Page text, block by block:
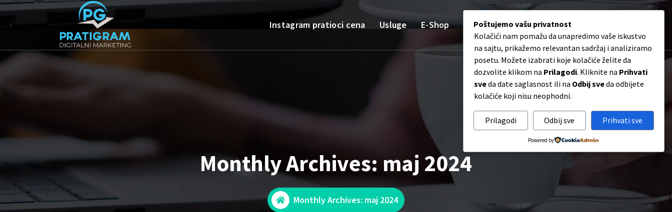
Instagram pratioci cena Usluge E-Shop O nama Blog Kontakt
Monthly Archives: maj 2024
Monthly Archives: maj 2024
Poštujemo vašu privatnost
Kolačići nam pomažu da unapredimo vaše iskustvo
na sajtu, prikažemo relevantan sadržaj i analiziramo
posetu. Možete izabrati koje kolačiće želite da
dozvolite klikom na Prilagodi. Kliknite na Prihvati
sveda date saglasnost ili na Odbij sveda odbijete
kolačiće koji nisu neophodni.
Prilagodi Odbij sve Prihvati sve
Powered by